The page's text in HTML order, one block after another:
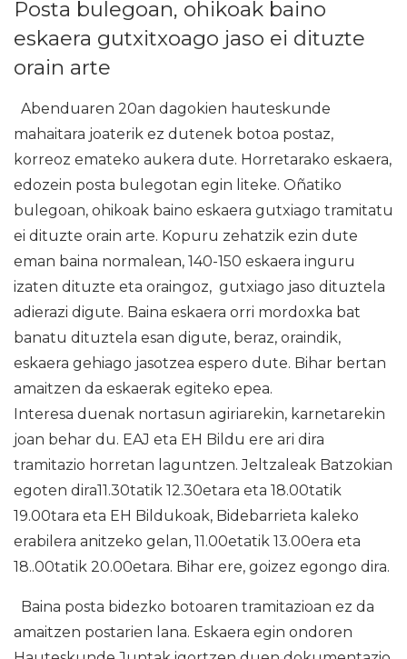
Posta bulegoan, ohikoak baino
eskaera gutxitxoago jaso ei dituzte
orain arte
Abenduaren 20an dagokien hauteskunde
mahaitara joaterik ez dutenek botoa postaz,
korreoz emateko aukera dute. Horretarako eskaera,
edozein posta bulegotan egin liteke. Oñatiko
bulegoan, ohikoak baino eskaera gutxiago tramitatu
ei dituzte orain arte. Kopuru zehatzik ezin dute
eman baina normalean, 140-150 eskaera inguru
izaten dituzte eta oraingoz, gutxiago jaso dituztela
adierazi digute. Baina eskaera orri mordoxka bat
banatu dituztela esan digute, beraz, oraindik,
eskaera gehiago jasotzea espero dute. Bihar bertan
amaitzen da eskaerak egiteko epea.
Interesa duenak nortasun agiriarekin, karnetarekin
joan behar du. EAJ eta EH Bildu ere ari dira
tramitazio horretan laguntzen. Jeltzaleak Batzokian
egoten dira11.30tatik 12.30etara eta 18.00tatik
19.00tara eta EH Bildukoak, Bidebarrieta kaleko
erabilera anitzeko gelan, 11.00etatik 13.00era eta
18..00tatik 20.00etara. Bihar ere, goizez egongo dira.
Baina posta bidezko botoaren tramitazioan ez da
amaitzen postarien lana. Eskaera egin ondoren